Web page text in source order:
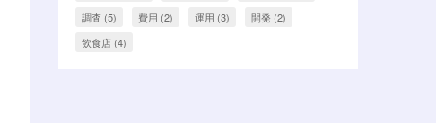
調査 (5) 費用 (2) 運用 (3) 開発(2)
飲食店(4)